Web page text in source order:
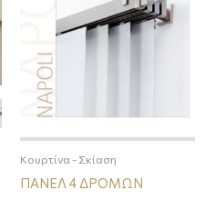
Κουρτίνα - Σκίαση
ΠΑΝΕΛ 4 ΔΡΟΜΩΝ